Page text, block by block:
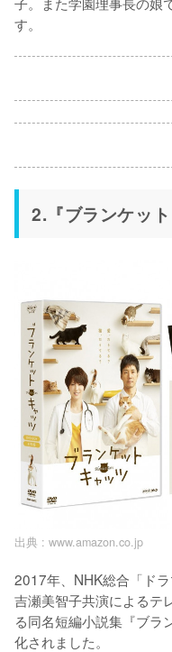
す。
2.『ブランケット
出典 : www.amazon.co.jp
2017年、NHK総合「ド
吉瀬美智子共演によるテ
る同名短編小説集『ブラ
化されました。